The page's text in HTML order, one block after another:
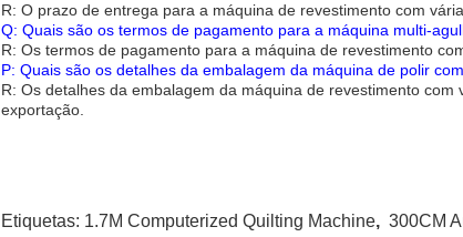
R: O prazo de entrega para a máquina de revestimento com
Q: Quais são os termos de pagamento para a máquina multi-
R: Os termos de pagamento para a máquina de revestimento
P: Quais são os detalhes da embalagem da máquina de polir
R: Os detalhes da embalagem da máquina de revestimento
exportação.
Etiquetas: 1.7M Computerized Quilting Machine, 300CM